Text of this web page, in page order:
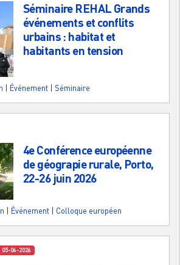
Séminaire REHAL Grands
événements et conflits
urbains : habitat et
habitants en tension
Événement Séminaire
4e Conférence européenne
de géograpie rurale, Porto,
22-26 juin 2026
Événement Colloque européen
05-06-2026